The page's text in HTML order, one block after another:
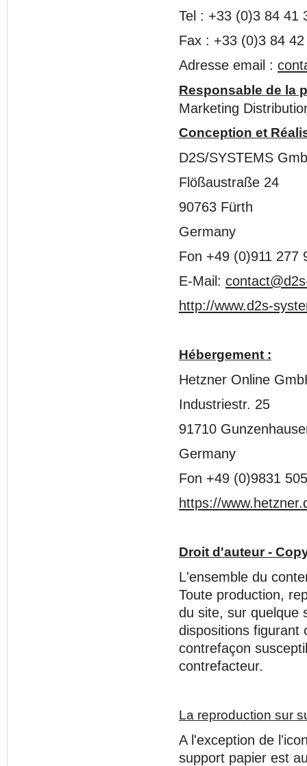
Tel : +33 (0)3 84 41
Fax : +33 (0)3 84
Adresse email :
Responsable de la
Marketing
Conception et
D2S/SYSTEMS
Flößaustraße 24
90763 Fürth
Germany
Fon +49 (0)911 277
E-Mail:
http://www.d2s-
Hébergement :
Hetzner Online
Industriestr. 25
91710
Germany
Fon +49 (0)9831
https://
Droit d'auteur -
L'ensemble du
Toute production,
du site, sur quelque
dispositions figurant
contrefaçon
contrefacteur.
La reproduction sur
A l'exception de
support papier est